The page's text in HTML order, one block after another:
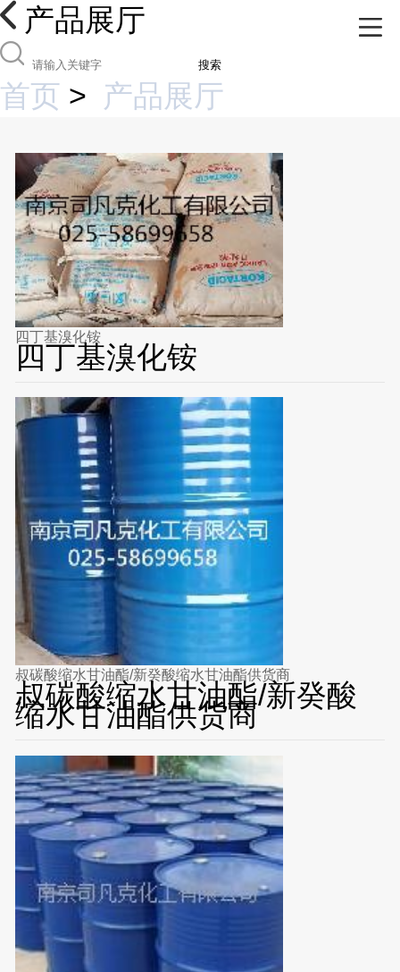
产品展厅
搜索
首页 > 产品展厅
四丁基溴化铵
四丁基溴化铵
叔碳酸缩水甘油酯/新癸酸缩水甘油酯供货商
叔碳酸缩水甘油酯/新癸酸
缩水甘油酯供货商